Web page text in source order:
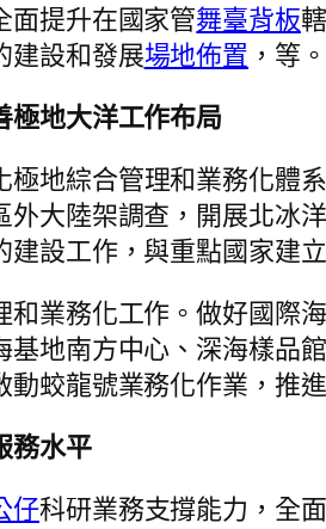
面提升在國家管舞臺背板
建設和發展場地佈置 ，等。
極地大洋工作布局
極地綜合管理和業務化體
外大陸架調查，開展北冰
設工作，與重點國家建
和業務化工作。做好國際
基地南方中心、深海樣品
動蛟龍號業務化作業，推
務水平
仔科研業務支撐能力，全